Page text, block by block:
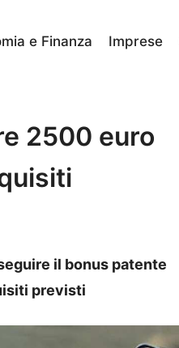
e Finanza Imprese
2500 euro
il bonus patente
previsti